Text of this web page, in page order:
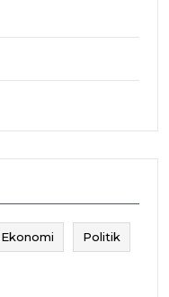
Ekonomi Politik